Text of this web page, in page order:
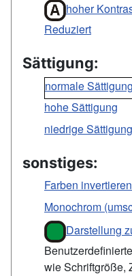
hoher
Reduziert
Sättigung:
normale Sättigung
hohe Sättigung
niedrige Sättigung
sonstiges:
Farben
Monochrom
Darstellung
wie Schriftgröße,